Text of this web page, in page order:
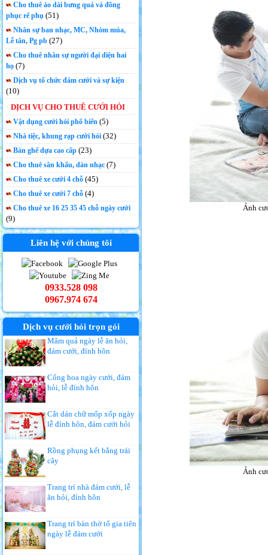
Cho thuê áo dài bưng quả và đồng
phục rể phụ (51)
Nhân sự ban nhạc, MC, Nhóm múa,
Lễ tân, Pg pb (27)
Cho thuê nhân sự người đại diện hai
họ (7)
Dịch vụ tổ chức đám cưới và sự kiện
(10)
DỊCH VỤ CHO THUÊ CƯỚI HỎI
Vật dụng cưới hỏi phổ biến (5)
Nhà tiệc, khung rạp cưới hỏi (32)
Bàn ghế dựa cao cấp (23)
Cho thuê sân khấu, dàn nhạc (7)
Cho thuê xe cưới 4 chỗ (45)
Cho thuê xe cưới 7 chỗ (4)
Cho thuê xe 16 25 35 45 chỗ ngày cưới
(9)
Liên hệ với chúng tôi
0933.528 098
0967.974 674
Dịch vụ cưới hỏi trọn gói
Mâm quả ngày lễ ăn hỏi,
đám cưới, đính hôn
Cổng hoa ngày cưới, đám
hỏi, lễ đính hôn
Cắt dán chữ mốp xốp ngày
lễ đính hôn, đám cưới hỏi
Rồng phụng kết bằng trái
cây
Trang trí nhà đám cưới, lễ
ăn hỏi, đính hôn
Trang trí bàn thờ tổ gia tiên
ngày lễ đám cưới
Ảnh
Ảnh